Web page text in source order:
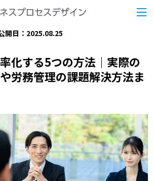
開日：2025.08.25
化する5つの方法｜実際の
労務管理の課題解決方法ま